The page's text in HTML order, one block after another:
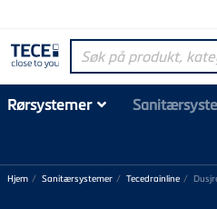
Søk på produkt, kategori
Rørsystemer
Hjem Sanitærsystemer Tecedrainline